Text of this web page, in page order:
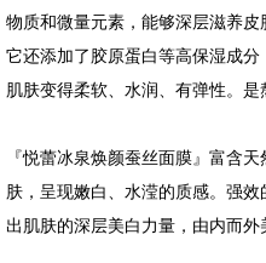
物质和微量元素，能够深层滋养皮
它还添加了胶原蛋白等高保湿成
肌肤变得柔软、水润、有弹性。是
『悦蕾冰泉焕颜蚕丝面膜』富含
肤，呈现嫩白、水滢的质感。强
出肌肤的深层美白力量，由内而外